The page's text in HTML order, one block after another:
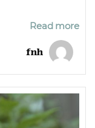
Read more
fnh